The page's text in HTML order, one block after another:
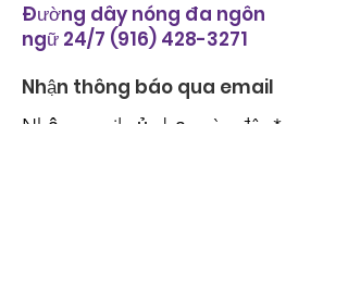
Đường dây nóng đa ngôn
ngữ 24/7 (916) 428-3271
Nhận thông báo qua email
Nhập email của bạn vào đây *